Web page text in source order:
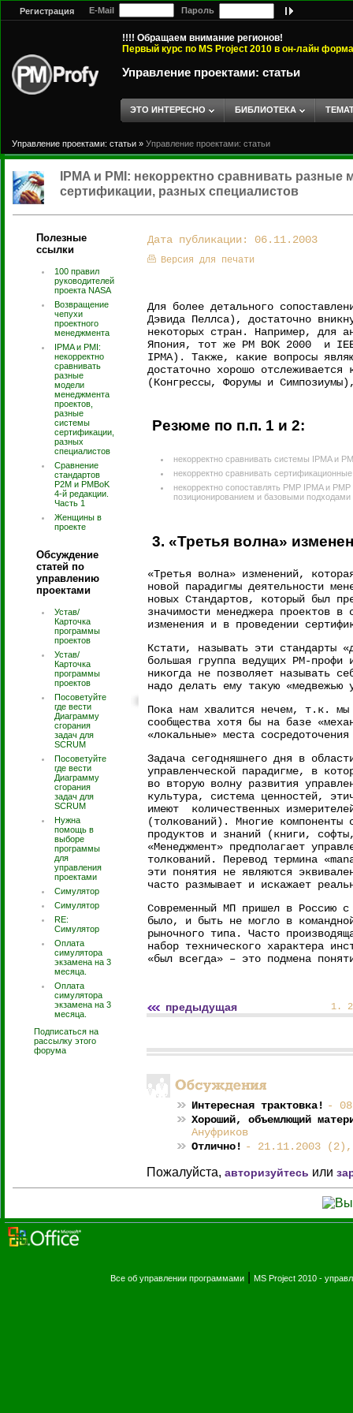
Регистрация E-Mail Пароль
!!!! Обращаем внимание регионов!
Первый курс по MS Project 2010 в он-лайн
Управление проектами: статьи
ЭТО ИНТЕРЕСНО БИБЛИОТЕКА
Управление проектами: статьи » Управление проектами: статьи
IPMA и PMI: некорректно сравнивать
сертификации, разных специалистов
Полезные
ссылки
100 правил
руководителей
проекта NASA
Возвращение
чепухи
проектного
менеджмента
IPMA и PMI:
некорректно
сравнивать
разные
модели
менеджмента
проектов,
разные
системы
сертификации,
разных
специалистов
Сравнение
стандартов
P2M и PMBoK
4-й редакции.
Часть 1
Женщины в
проекте
Обсуждение
статей по
управлению
проектами
Устав/
Карточка
программы
проектов
Устав/
Карточка
программы
проектов
Посоветуйте
где вести
Диаграмму
сгорания
задач для
SCRUM
Посоветуйте
где вести
Диаграмму
сгорания
задач для
SCRUM
Нужна
помощь в
выборе
программы
для
управления
проектами
Симулятор
Симулятор
RE:
Симулятор
Оплата
симулятора
экзамена на 3
месяца.
Оплата
симулятора
экзамена на 3
месяца.
Подписаться на
рассылку этого
форума
Дата публикации: 06.11.2003
Версия для печати
Для более детального
Дэвида Пеллса), достаточно
некоторых стран. Например, для
Япония, тот же PM BOK 2000 и
IPMA). Также, какие вопросы
достаточно хорошо
(Конгрессы, Форумы и
Резюме по п.п. 1 и 2:
некорректно сравнивать системы IPMA и
некорректно сравнивать
некорректно сопоставлять PMP IPMA и
позиционированием и базовыми
3. «Третья волна»
«Третья волна» изменений,
новой парадигмы деятельности
новых Стандартов, который был
значимости менеджера проектов
изменения и в проведении
Кстати, называть эти стандарты
большая группа ведущих PM-
никогда не позволяет называть
надо делать ему такую «медвежью
Пока нам хвалится нечем, т.к. мы
сообщества хотя бы на базе
«локальные» места
Задача сегодняшнего дня в
управленческой парадигме, в
во вторую волну развития
культура, система ценностей,
имеют количественных
(толкований). Многие компоненты
продуктов и знаний (книги,
«Менеджмент» предполагает
толкований. Перевод термина
эти понятия не являются
часто размывает и искажает
Современный МП пришел в Россию
было, и быть не могло в
рыночного типа. Часто
набор технического характера
«был всегда» – это подмена
предыдущая 1 . 2
Интересная трактовка! -
Хороший, объемлющий
Ануфриков
Отлично! - 21.11.2003 (2),
Пожалуйста, авторизуйтесь или
Все об управлении программами MS Project 2010 -